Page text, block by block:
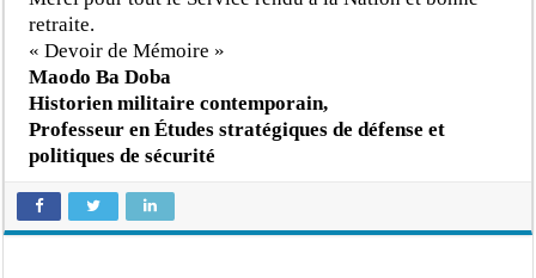
retraite.
« Devoir de Mémoire »
Maodo Ba Doba
Historien militaire contemporain,
Professeur en Études stratégiques de défense et
politiques de sécurité